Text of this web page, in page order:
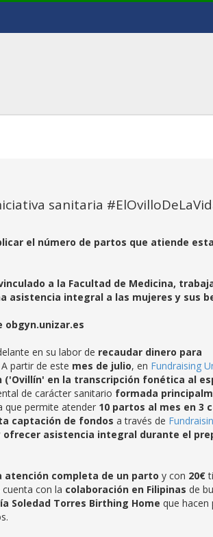
sanitaria
el número de partos que atiende esta
a la Facultad de Medicina,
integral a las mujeres y sus
obgyn.unizar.es
en su labor de recaudar dinero para
A partir de este mes de julio, en Fundraising
('Ovillín' en la transcripción fonética al
de carácter sanitario formada
que permite atender 10 partos al mes en 3
captación de fondos a través de
asistencia integral durante el
atención completa de un parto y con 20€
cuenta con la colaboración en Filipinas de
Soledad Torres Birthing Home que hacen